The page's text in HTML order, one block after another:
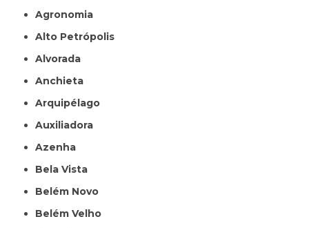
Agronomia
Alto Petrópolis
Alvorada
Anchieta
Arquipélago
Auxiliadora
Azenha
Bela Vista
Belém Novo
Belém Velho